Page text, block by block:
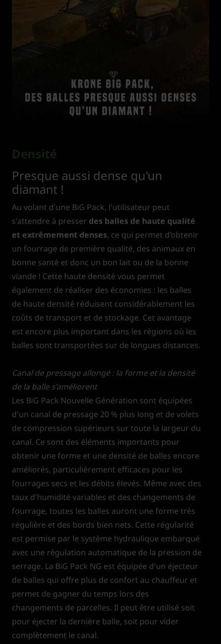
Densité
Presque aussi dense qu'un
diamant !
Au volant d'une BiG Pack, l'utilisateur peut
s'attendre à presser des balles de haute qualité
et extrêmement denses, ce qui permet d’obtenir
un fourrage de première qualité, des animaux en
bonne santé et donc un bon lait ou de la bonne
viande ! Cette haute densité vous permet
également de réaliser des économies : les balles
de haute densité réduisent considérablement les
coûts de transport et de stockage. Cet avantage
est encore plus important dans les régions où les
balles sont transportées sur de longues distances.
Canal de pressage allongé : la forme et la densité
de la balle s’améliorent
Les BiG Pack Nouvelle Génération sont équipées
d'un canal de pressage 20 % plus long et de volets
de compression supérieurs sur toute la largeur du
canal. Ce sont des éléments importants pour
obtenir une forme et une densité de balles encore
améliorés, particulièrement efficaces pour les
fourrages secs et les débits élevés. Même avec des
taux d'humidité variables et des changements de
fourrage, toutes les balles auront une forme très
régulière et des bords bien nets. Cette régularité
est permise par le système hydraulique embarqué
avec une régulation automatique de la pression de
serrage. La BiG Pack NG est équipée d'un éjecteur
de balles qui offre plus de confort au chauffeur et
permet de gagner du temps lors des
changements de parcelles. Il peut être utilisé soit
pour éjecter la dernière balle, soit pour vider
complètement le canal.